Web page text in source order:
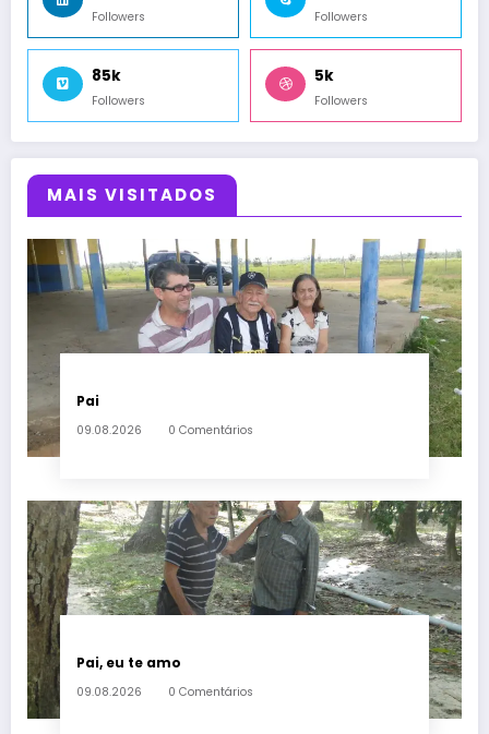
Followers Followers
85k
Followers
5k
Followers
MAIS VISITADOS
Pai
09.08.2026 0 Comentários
Pai, eu te amo
09.08.2026 0 Comentários